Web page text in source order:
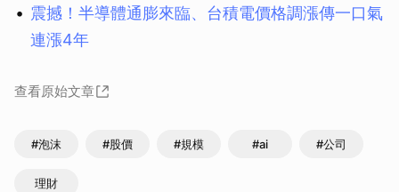
震撼！半導體通膨來臨、台積電價格調漲傳一口氣
連漲4年
查看原始文章
#泡沫 #股價 #規模 #ai #公司
理財